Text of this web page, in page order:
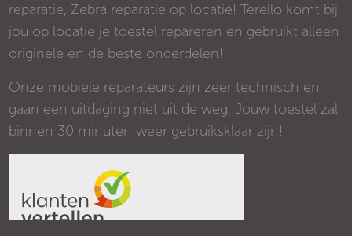
reparatie, Zebra reparatie op locatie! Terello komt bij
jou op locatie je toestel repareren en gebruikt alleen
originele en de beste onderdelen!
Onze mobiele reparateurs zijn zeer technisch en
gaan een uitdaging niet uit de weg. Jouw toestel zal
binnen 30 minuten weer gebruiksklaar zijn!